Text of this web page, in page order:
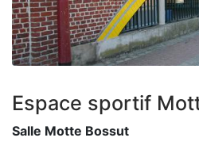
Espace sportif
Salle Motte Bossut